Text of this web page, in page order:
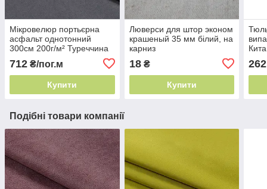
Мікровелюр портьєрна
асфальт однотонний
300см 200г/м² Туреччина
712 ₴/пог.м
Купити
Люверси для штор эконом
крашеный 35 мм білий, на
карниз
18₴
Купити
262
Подібні товари компанії